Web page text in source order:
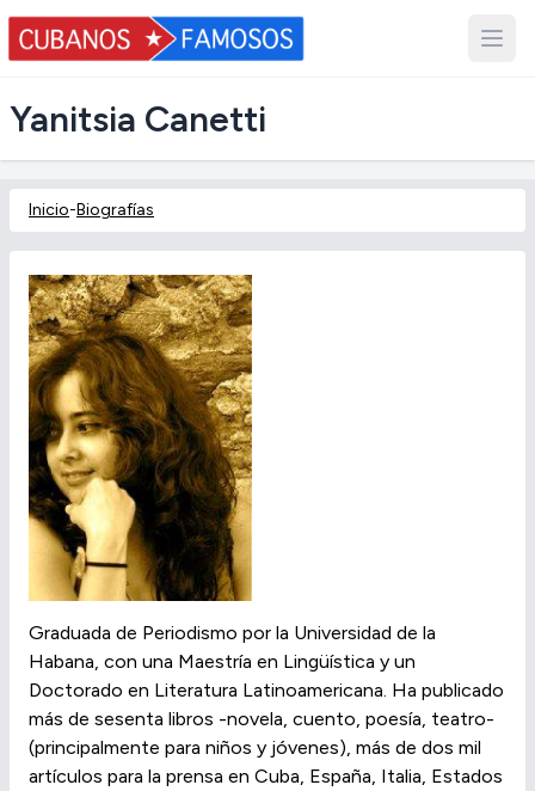
Yanitsia Canetti
Inicio-Biografías
Graduada de Periodismo por la Universidad de la
Habana, con una Maestría en Lingüística y un
Doctorado en Literatura Latinoamericana. Ha publicado
más de sesenta libros -novela, cuento, poesía, teatro-
(principalmente para niños y jóvenes), más de dos mil
artículos para la prensa en Cuba, España, Italia, Estados